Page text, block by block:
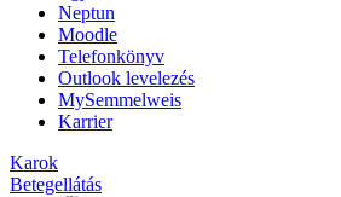
Neptun
Moodle
Telefonkönyv
Outlook levelezés
MySemmelweis
Karrier
Karok
Betegellátás